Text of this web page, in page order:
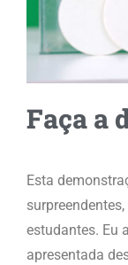
Faça a
Esta
estudantes. Eu
apresentada